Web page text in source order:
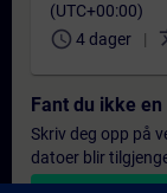
(UTC+00:00)
schedule 4 dager
Fant du ikke
Skriv deg opp på
datoer blir